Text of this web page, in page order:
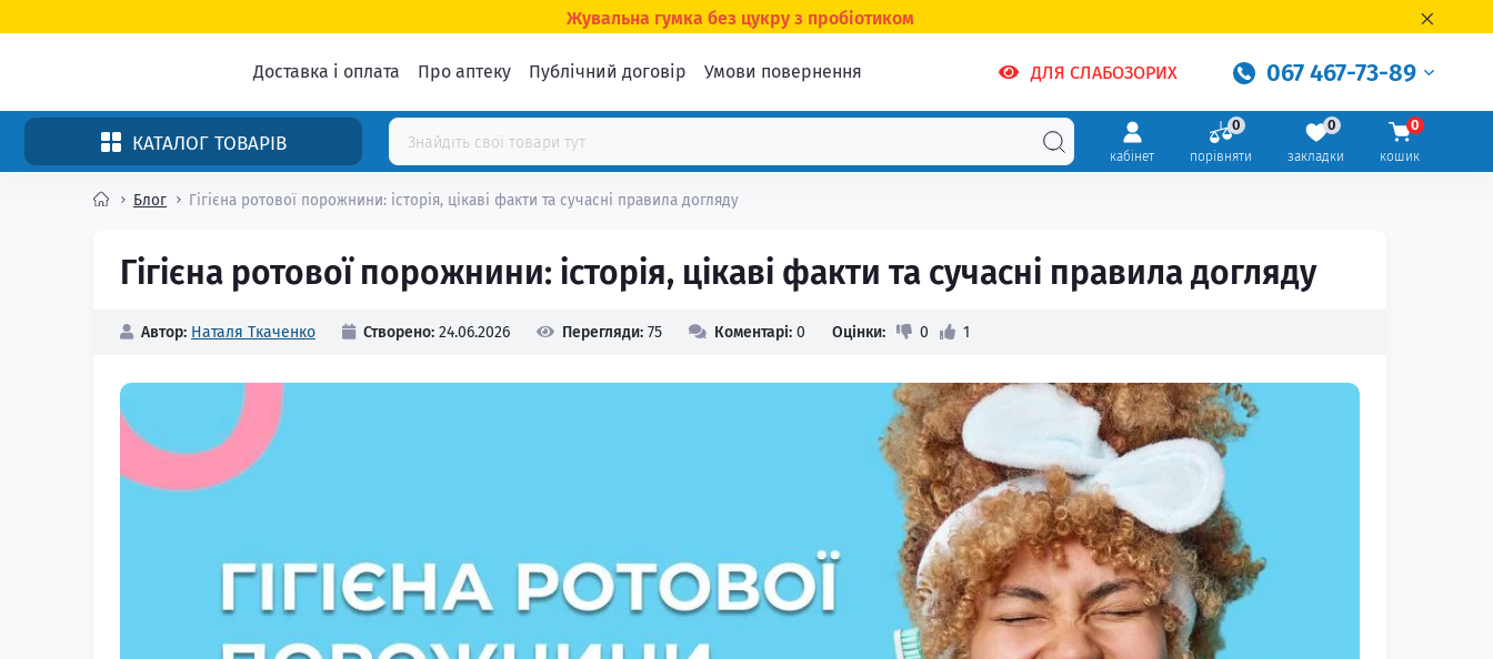
Жувальна гумка без цукру з пробіотиком
Доставка і оплата Про аптеку Публічний договір Умови повернення ДЛЯ СЛАБОЗОРИХ 067 467-73-89
КАТАЛОГ ТОВАРІВ
кабінет порівняти
0
закладки
0
кошик
0
Блог Гігієна ротової порожнини: історія, цікаві факти та сучасні правила догляду
Гігієна ротової порожнини: історія, цікаві факти та сучасні правила догляду
Автор: Наталя Ткаченко Створено: 24.06.2026 Перегляди: 75 Коментарі: 0 Оцінки: 0 1